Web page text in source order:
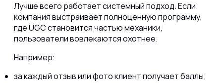
Лучше всего работает системный подход. Если
компания выстраивает полноценную программу,
где UGC становится частью механики,
пользователи вовлекаются охотнее.
Например:
за каждый отзыв или фото клиент получает баллы;